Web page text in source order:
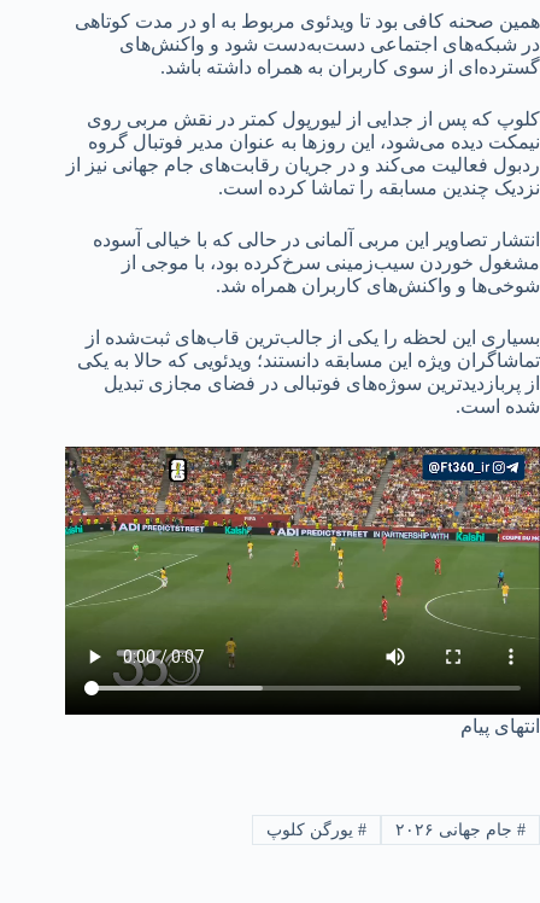
همین صحنه کافی بود تا ویدئوی مربوط به او در مدت کوتاهی
در شبکه‌های اجتماعی دست‌به‌دست شود و واکنش‌های
گسترده‌ای از سوی کاربران به همراه داشته باشد.
کلوپ که پس از جدایی از لیورپول کمتر در نقش مربی روی
نیمکت دیده می‌شود، این روزها به عنوان مدیر فوتبال گروه
ردبول فعالیت می‌کند و در جریان رقابت‌های جام جهانی نیز از
نزدیک چندین مسابقه را تماشا کرده است.
انتشار تصاویر این مربی آلمانی در حالی که با خیالی آسوده
مشغول خوردن سیب‌زمینی سرخ‌کرده بود، با موجی از
شوخی‌ها و واکنش‌های کاربران همراه شد.
بسیاری این لحظه را یکی از جالب‌ترین قاب‌های ثبت‌شده از
تماشاگران ویژه این مسابقه دانستند؛ ویدئویی که حالا به یکی
از پربازدیدترین سوژه‌های فوتبالی در فضای مجازی تبدیل
شده است.
انتهای پیام
#جام جهانی ۲۰۲۶ #یورگن کلوپ